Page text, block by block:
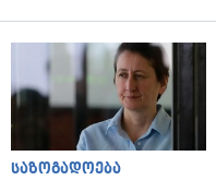
საზოგადოება